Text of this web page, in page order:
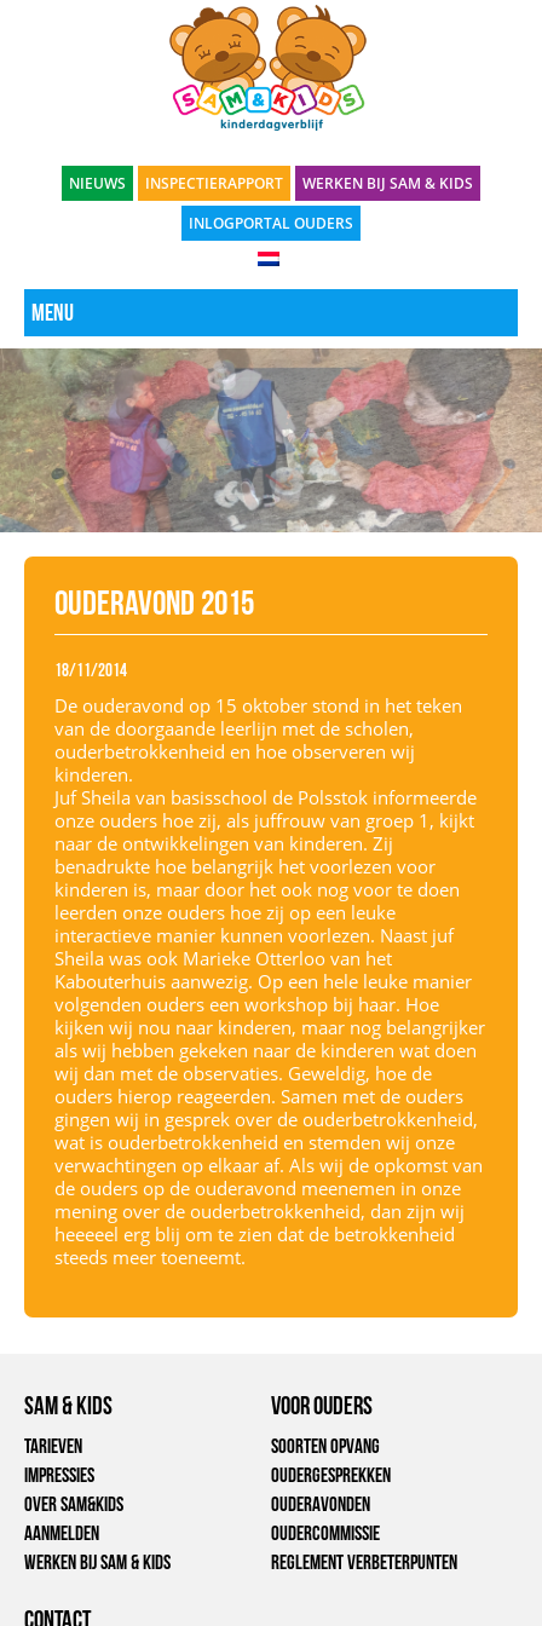
NIEUWS INSPECTIERAPPORT
WERKEN BIJ SAM & KIDS
INLOGPORTAL OUDERS
Menu
Ouderavond 2015
18/11/2014
De ouderavond op 15 oktober stond in het teken
van de doorgaande leerlijn met de scholen,
ouderbetrokkenheid en hoe observeren wij
kinderen.
Juf Sheila van basisschool de Polsstok informeerde
onze ouders hoe zij, als juffrouw van groep 1, kijkt
naar de ontwikkelingen van kinderen. Zij
benadrukte hoe belangrijk het voorlezen voor
kinderen is, maar door het ook nog voor te doen
leerden onze ouders hoe zij op een leuke
interactieve manier kunnen voorlezen. Naast juf
Sheila was ook Marieke Otterloo van het
Kabouterhuis aanwezig. Op een hele leuke manier
volgenden ouders een workshop bij haar. Hoe
kijken wij nou naar kinderen, maar nog belangrijker
als wij hebben gekeken naar de kinderen wat doen
wij dan met de observaties. Geweldig, hoe de
ouders hierop reageerden. Samen met de ouders
gingen wij in gesprek over de ouderbetrokkenheid,
wat is ouderbetrokkenheid en stemden wij onze
verwachtingen op elkaar af. Als wij de opkomst van
de ouders op de ouderavond meenemen in onze
mening over de ouderbetrokkenheid, dan zijn wij
heeeeel erg blij om te zien dat de betrokkenheid
steeds meer toeneemt.
Sam & Kids
Tarieven
Impressies
Over Sam&Kids
Aanmelden
Werken bij Sam & Kids
voor ouders
Soorten opvang
Oudergesprekken
Ouderavonden
Oudercommissie
Reglement verbeterpunten